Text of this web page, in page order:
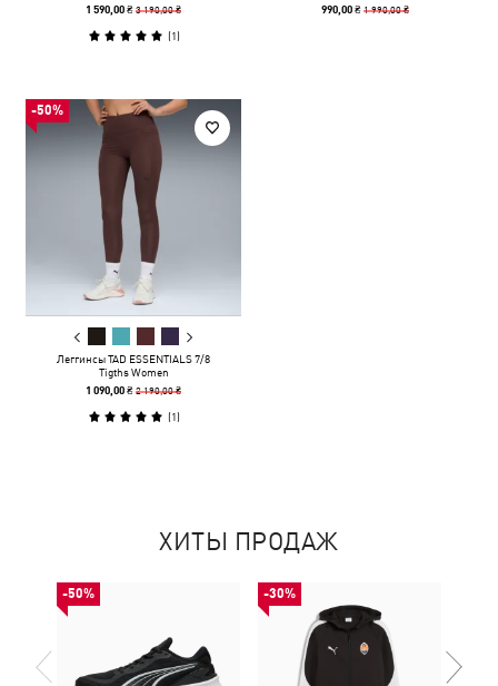
1 590,00 ₴3 190,00 ₴
(1)
990,00 ₴ 1 990,00 ₴
-50%
Леггинсы TAD ESSENTIALS 7/8
Tigths Women
1 090,00 ₴2 190,00 ₴
(1)
ХИТЫ ПРОДАЖ
-50% -30%